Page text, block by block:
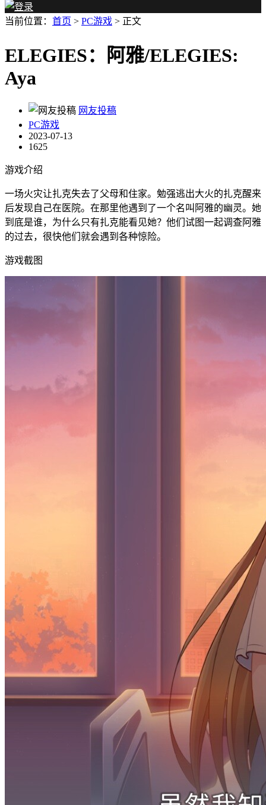
当前位置： 首页 > PC游戏 > 正文
ELEGIES：阿雅/ELEGIES:
Aya
网友投稿
PC游戏
2023-07-13
1625
游戏介绍
一场火灾让扎克失去了父母和住家。勉强逃出大火的扎克醒来
后发现自己在医院。在那里他遇到了一个名叫阿雅的幽灵。她
到底是谁，为什么只有扎克能看见她？他们试图一起调查阿雅
的过去，很快他们就会遇到各种惊险。
游戏截图